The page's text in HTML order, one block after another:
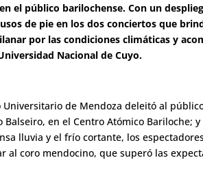
el público barilochense. Con un
de pie en los dos conciertos que
por las condiciones climáticas y
Nacional de Cuyo.
de Mendoza deleitó al
en el Centro Atómico Bariloche;
lluvia y el frío cortante, los
al coro mendocino, que superó las